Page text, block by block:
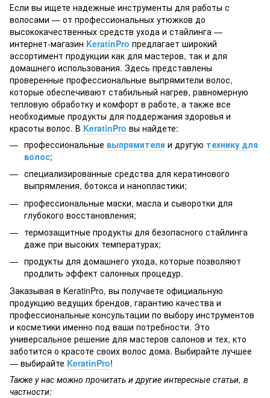
Если вы ищете надежные инструменты для работы с
волосами — от профессиональных утюжков до
высококачественных средств ухода и стайлинга —
интернет-магазин KeratinPro предлагает широкий
ассортимент продукции как для мастеров, так и для
домашнего использования. Здесь представлены
проверенные профессиональные выпрямители волос,
которые обеспечивают стабильный нагрев, равномерную
тепловую обработку и комфорт в работе, а также все
необходимые продукты для поддержания здоровья и
красоты волос. В KeratinPro вы найдете:
профессиональные выпрямители и другую технику для
волос;
специализированные средства для кератинового
выпрямления, ботокса и нанопластики;
профессиональные маски, масла и сыворотки для
глубокого восстановления;
термозащитные продукты для безопасного стайлинга
даже при высоких температурах;
продукты для домашнего ухода, которые позволяют
продлить эффект салонных процедур.
Заказывая в KeratinPro, вы получаете официальную
продукцию ведущих брендов, гарантию качества и
профессиональные консультации по выбору инструментов
и косметики именно под ваши потребности. Это
универсальное решение для мастеров салонов и тех, кто
заботится о красоте своих волос дома. Выбирайте лучшее
— выбирайте KeratinPro!
Также у нас можно прочитать и другие интересные статьи, в
частности: